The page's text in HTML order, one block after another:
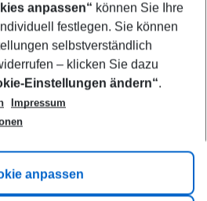
anpassen“ können Sie Ihre
festlegen. Sie können
selbstverständlich
– klicken Sie dazu
Einstellungen ändern“.
Impressum
anpassen